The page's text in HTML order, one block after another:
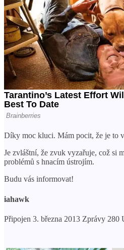
Díky moc kluci. Mám pocit, že je to
Je zvláštní, že zvuk vyzařuje, což si
problémů s hnacím ústrojím.
Budu vás informovat!
iahawk
Připojen 3. března 2013 Zprávy 280